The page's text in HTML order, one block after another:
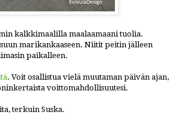
kalkkimaalilla maalaamaani tuolia.
marikankaaseen. Niitit peitin jälleen
paikalleen.
. Voit osallistua vielä muutaman päivän ajan,
voittomahdollisuutesi.
terkuin Suska.